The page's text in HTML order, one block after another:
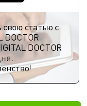
статью с
DOCTOR
DOCTOR